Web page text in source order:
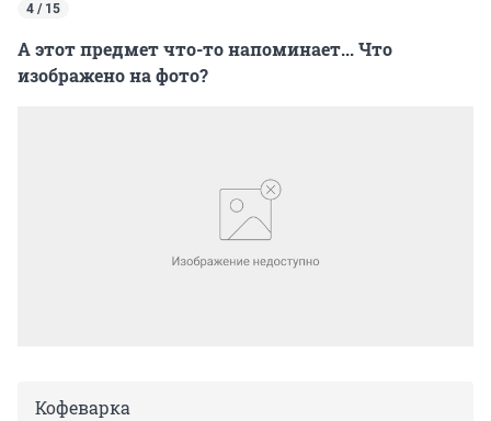
4 / 15
А этот предмет что-то напоминает... Что
изображено на фото?
Кофеварка